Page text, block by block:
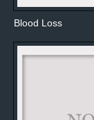
Blood Loss